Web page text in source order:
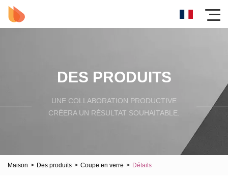
DES PRODUITS
UNE COLLABORATION PRODUCTIVE
CRÉERA UN RÉSULTAT SOUHAITABLE.
Maison > Des produits > Coupe en verre > Détails